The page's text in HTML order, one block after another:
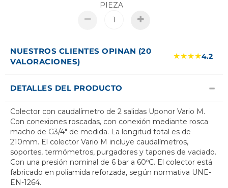
PIEZA
NUESTROS CLIENTES OPINAN (20
VALORACIONES)
★★★★4.2
DETALLES DEL PRODUCTO
Colector con caudalímetro de 2 salidas Uponor Vario M.
Con conexiones roscadas, con conexión mediante rosca
macho de G3/4" de medida. La longitud total es de
210mm. El colector Vario M incluye caudalímetros,
soportes, termómetros, purgadores y tapones de vaciado.
Con una presión nominal de 6 bar a 60ºC. El colector está
fabricado en poliamida reforzada, según normativa UNE-
EN-1264.